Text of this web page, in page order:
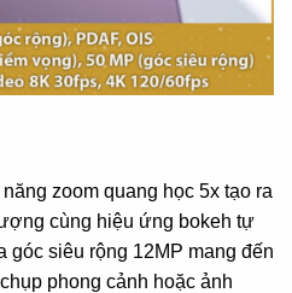
zoom quang học 5x tạo ra
cùng hiệu ứng bokeh tự
góc siêu rộng 12MP mang đến
phong cảnh hoặc ảnh